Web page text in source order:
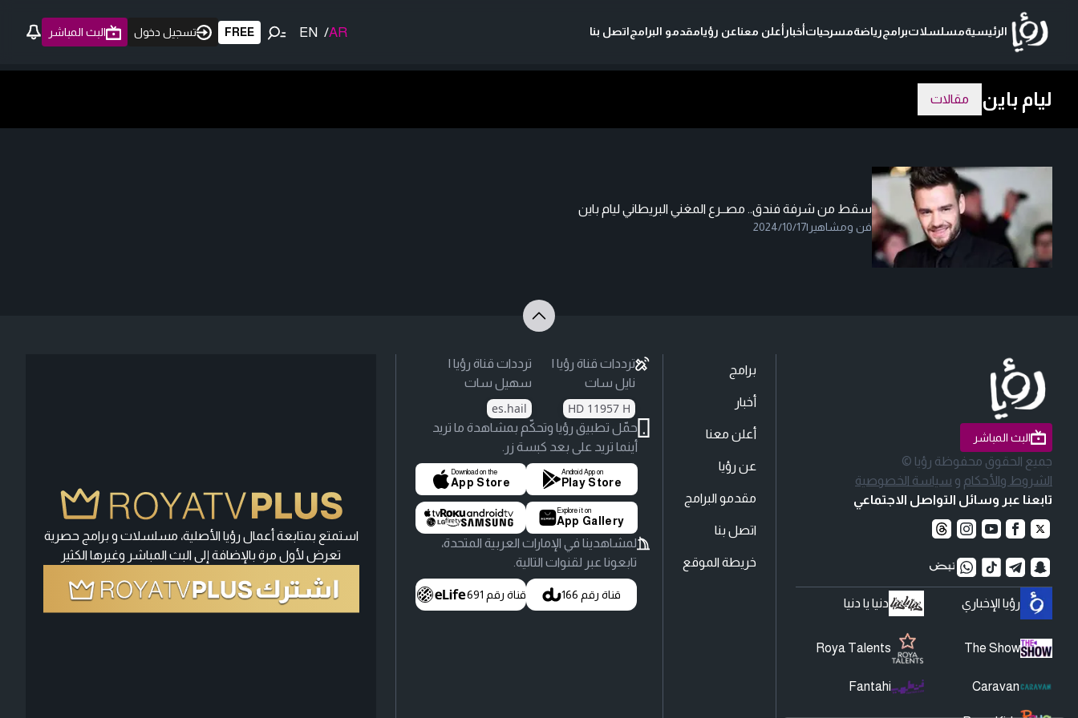
الرئيسيةمسلسلاتبرامجرياضةمسرحياتأخبارأعلن معناعن رؤيامقدمو البرامجاتصل بنا AR
/
EN
FREE تسجيل دخول البث المباشر
ليام باين مقالات
سقط من شرفة فندق.. مصــرع المغني البريطاني ليام باين
فن ومشاهير |
2024/10/17
البث المباشر
جميع الحقوق محفوظة رؤيا ©
الشروط والأحكام و سياسة الخصوصية
تابعنا عبر وسائل التواصل الاجتماعي
رؤيا الإخباري دنيا يا دنيا
The Show
Roya Talents
Caravan
Fantahi
برامج
أخبار
أعلن معنا
عن رؤيا
مقدمو البرامج
اتصل بنا
خريطة الموقع
ترددات قناة رؤيا |
نايل سات
HD 11957 H
ترددات قناة رؤيا |
سهيل سات
es.hail
حمّل تطبيق رؤيا وتحكّم بمشاهدة ما تريد
أينما تريد على بعد كبسة زر.
Android App on
Play Store
Download on the
App Store
Explore it on
App Gallery
لمشاهدينا في الإمارات العربية المتحدة،
تابعونا عبر لقنوات التالية.
قناة رقم 166 قناة رقم 691
استمتع بمتابعة أعمال رؤيا الأصلية، مسلسلات و برامج حصرية
تعرض لأول مرة بالإضافة إلى البث المباشر وغيرها الكثير